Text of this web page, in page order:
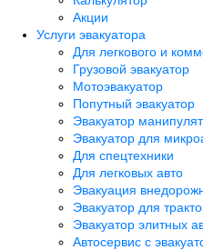
Акции
Услуги эвакуатора
Для легкового и
Грузовой эвакуатор
Мотоэвакуатор
Попутный эвакуатор
Эвакуатор
Эвакуатор для
Для спецтехники
Для легковых авто
Эвакуация
Эвакуатор для
Эвакуатор элитных
Автосервис с